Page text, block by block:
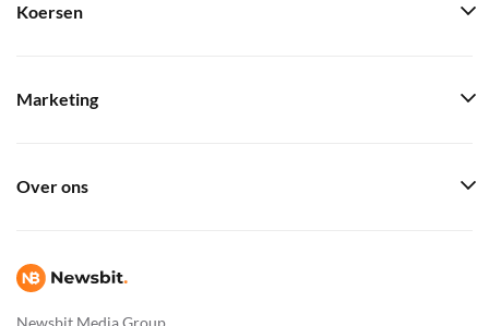
Newsbit Media Group
Koersen
Marketing
Over ons